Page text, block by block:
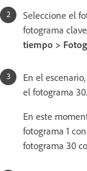
Seleccione el
fotograma
tiempo >
En el
el fotograma 30.
En este
fotograma 1
fotograma 30